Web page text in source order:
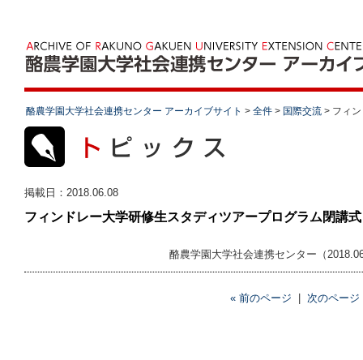
酪農学園大学社会連携センター アーカイブサイト >全件 > 国際交流 > フィ
掲載日： 2018.06.08
フィンドレー大学研修生スタディツアープログラム閉講式
酪農学園大学社会連携センター（
« 前のページ |次のページ